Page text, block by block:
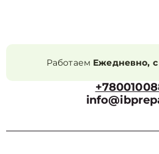
Работаем Ежедневно,